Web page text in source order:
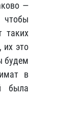
—
чтобы
таких
их это
будем
в
была